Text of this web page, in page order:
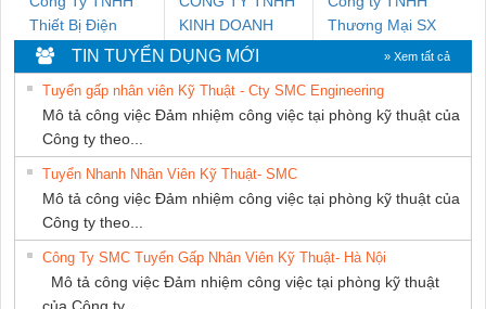
Thiết Bị Điện
Nam Quốc Thịnh
KINH DOANH
DỊCH VỤ XNK
PHƯƠNG NAM
Thương Mại SX
TIN TUYỂN DỤNG MỚI » Xem tất cả
Tuyển gấp nhân viên Kỹ Thuật - Cty SMC Engineering
Mô tả công việc Đảm nhiệm công việc tại phòng kỹ thuật của
Công ty theo...
Tuyển Nhanh Nhân Viên Kỹ Thuật- SMC
Mô tả công việc Đảm nhiệm công việc tại phòng kỹ thuật của
Công ty theo...
Công Ty SMC Tuyển Gấp Nhân Viên Kỹ Thuật- Hà Nội
Mô tả công việc Đảm nhiệm công việc tại phòng kỹ thuật